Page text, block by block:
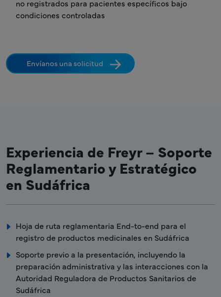
no registrados para pacientes específicos bajo
condiciones controladas
Envíanos una solicitud
Experiencia de Freyr – Soporte
Reglamentario y Estratégico
en Sudáfrica
Hoja de ruta reglamentaria End-to-end para el
registro de productos medicinales en Sudáfrica
Soporte previo a la presentación, incluyendo la
preparación administrativa y las interacciones con la
Autoridad Reguladora de Productos Sanitarios de
Sudáfrica